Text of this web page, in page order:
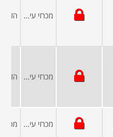
מכרזי עיריות ומועצות
מכרזי עיריות ומועצות
מכרזי עיריות ומועצות